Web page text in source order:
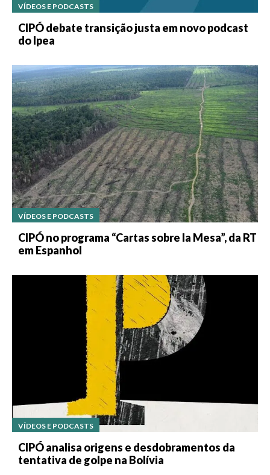
VÍDEOS E PODCASTS
CIPÓ debate transição justa em novo podcast
do Ipea
VÍDEOS E PODCASTS
CIPÓ no programa “Cartas sobre la Mesa”, da RT
em Espanhol
VÍDEOS E PODCASTS
CIPÓ analisa origens e desdobramentos da
tentativa de golpe na Bolívia